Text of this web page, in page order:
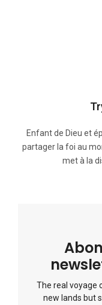
Enfant de Dieu et
partager la foi au
met à la
The real voyage
new lands but